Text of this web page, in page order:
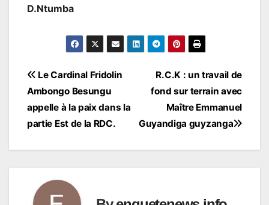
D.Ntumba
Navigation
de
l’article
R.C.K : un travail de
fond sur terrain avec
Maître Emmanuel
Guyandiga guyzanga
Le Cardinal Fridolin
Ambongo Besungu
appelle à la paix dans la
partie Est de la RDC.